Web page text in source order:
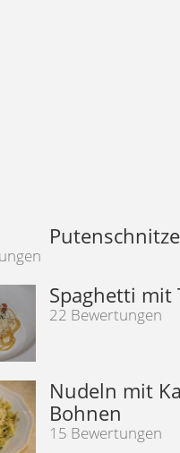
Spaghetti mit
22 Bewertungen
Nudeln mit
Bohnen
15 Bewertungen